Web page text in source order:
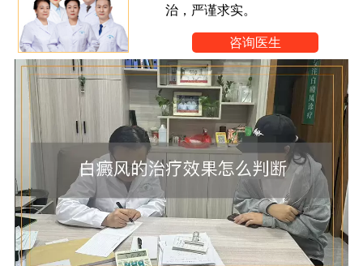
治，严谨求实。
咨询医生